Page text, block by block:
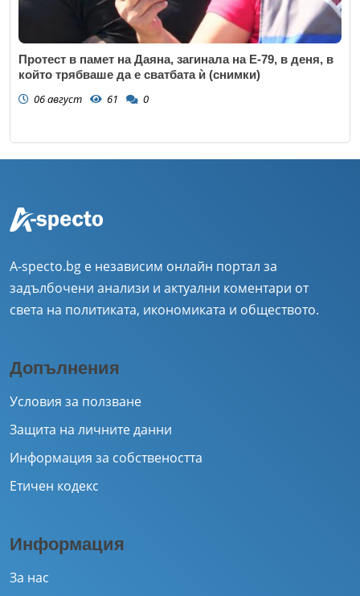
Протест в памет на Даяна, загинала на Е-79, в деня, в
който трябваше да е сватбата ѝ (снимки)
06 август 61 0
A-specto.bg е независим онлайн портал за
задълбочени анализи и актуални коментари от
света на политиката, икономиката и обществото.
Допълнения
Условия за ползване
Защита на личните данни
Информация за собствеността
Етичен кодекс
Информация
За нас